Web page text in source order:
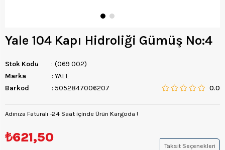
Yale 104 Kapı Hidroliği Gümüş No:4
Stok Kodu
(069 002)
Marka
: YALE
Barkod
: 5052847006207 0.0
Adınıza Faturalı -24 Saat içinde Ürün Kargoda !
₺621,50
Taksit Seçenekleri